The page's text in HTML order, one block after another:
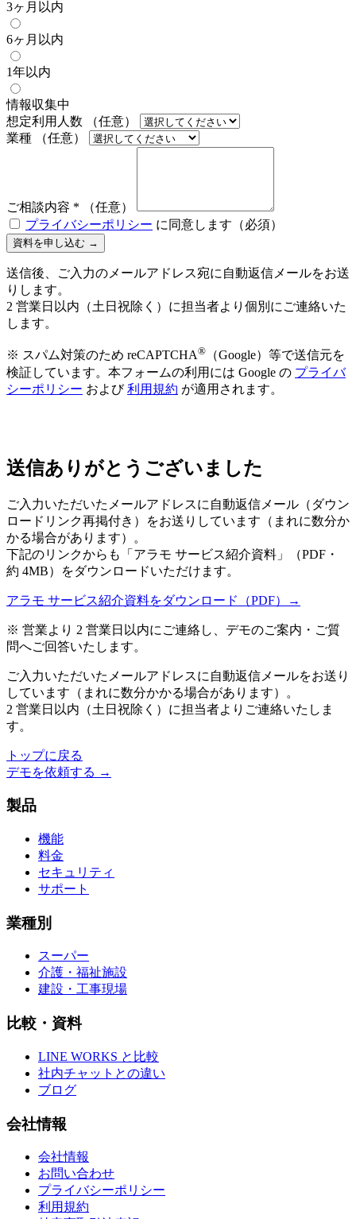
3ヶ月以内
6ヶ月以内
1年以内
情報収集中
想定利用人数
（任意）
業種
（任意）
ご相談内容 *
（任意）
プライバシーポリシー に同意します（必須）
資料を申し込む →
送信後、ご入力のメールアドレス宛に自動返信メールをお送
りします。
2 営業日以内（土日祝除く）に担当者より個別にご連絡いた
します。
※ スパム対策のため reCAPTCHA® （Google）等で送信元を
検証しています。本フォームの利用には Google の プライバ
シーポリシー および利用規約 が適用されます。
送信ありがとうございました
ご入力いただいたメールアドレスに自動返信メール（ダウン
ロードリンク再掲付き）をお送りしています（まれに数分か
かる場合があります）。
下記のリンクからも「アラモ サービス紹介資料」（PDF・
約 4MB）をダウンロードいただけます。
アラモ サービス紹介資料をダウンロード（PDF）→
※ 営業より 2 営業日以内にご連絡し、デモのご案内・ご質
問へご回答いたします。
ご入力いただいたメールアドレスに自動返信メールをお送り
しています（まれに数分かかる場合があります）。
2 営業日以内（土日祝除く）に担当者よりご連絡いたしま
す。
トップに戻る
デモを依頼する →
製品
機能
料金
セキュリティ
サポート
業種別
スーパー
介護・福祉施設
建設・工事現場
比較・資料
LINE WORKS と比較
社内チャットとの違い
ブログ
会社情報
会社情報
お問い合わせ
プライバシーポリシー
利用規約